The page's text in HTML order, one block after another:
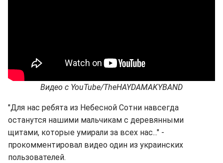
Видео с YouTube/TheHAYDAMAKYBAND
"Для нас ребята из Небесной Сотни навсегда
останутся нашими мальчикам с деревянными
щитами, которые умирали за всех нас..." -
прокомментировал видео один из украинских
пользователей.